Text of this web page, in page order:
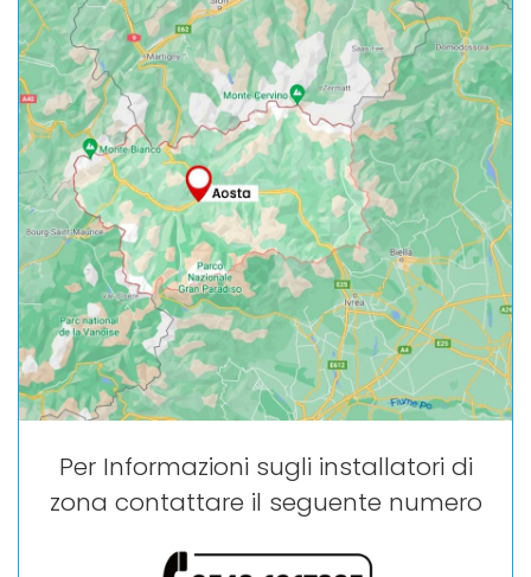
Per Informazioni sugli installatori di
zona contattare il seguente numero